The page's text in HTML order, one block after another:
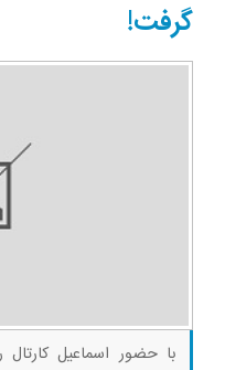
گرفت!
با حضور اسماعیل